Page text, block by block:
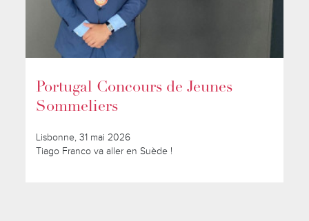
Portugal Concours de Jeunes
Sommeliers
Lisbonne, 31 mai 2026
Tiago Franco va aller en Suède !